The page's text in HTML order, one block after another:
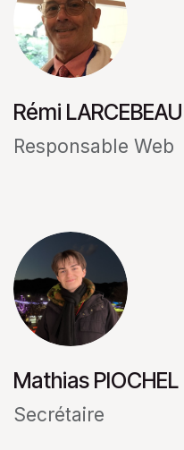
Rémi LARCEBEAU
Responsable Web
Mathias PIOCHEL
Secrétaire